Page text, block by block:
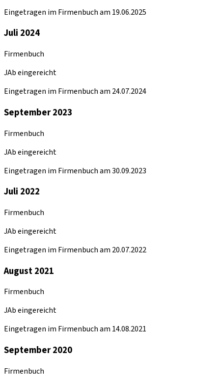
Eingetragen im Firmenbuch am 19.06.2025
Juli 2024
Firmenbuch
JAb eingereicht
Eingetragen im Firmenbuch am 24.07.2024
September 2023
Firmenbuch
JAb eingereicht
Eingetragen im Firmenbuch am 30.09.2023
Juli 2022
Firmenbuch
JAb eingereicht
Eingetragen im Firmenbuch am 20.07.2022
August 2021
Firmenbuch
JAb eingereicht
Eingetragen im Firmenbuch am 14.08.2021
September 2020
Firmenbuch